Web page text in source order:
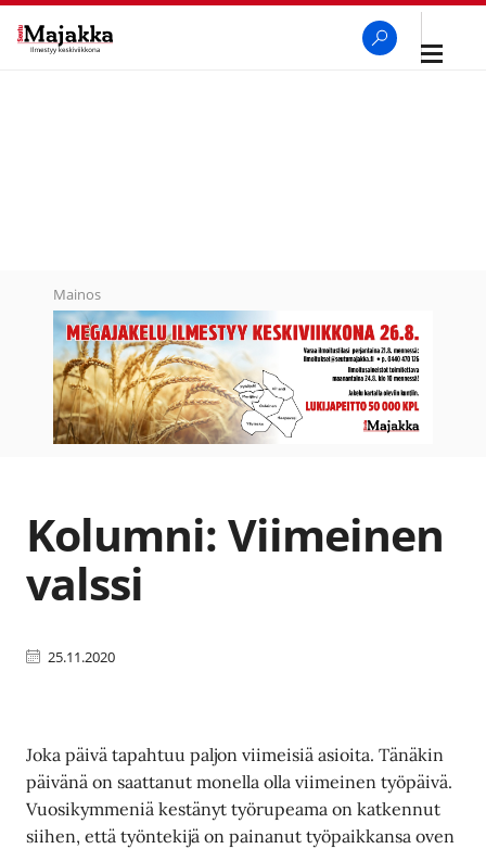
Avaa
Mainos
Kolumni: Viimeinen
valssi
25.11.2020
Joka päivä tapahtuu paljon viimeisiä asioita. Tänäkin
päivänä on saattanut monella olla viimeinen työpäivä.
Vuosikymmeniä kestänyt työrupeama on katkennut
siihen, että työntekijä on painanut työpaikkansa oven